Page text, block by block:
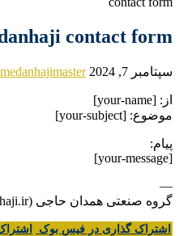
contact form
سپتامبر 7, 2024
از: [your-name]
موضوع: [your-subject]
پیام:
[your-message]
—
گروه صنعتی همدان حاجی (https://www.hamedanhaji.ir)
اشتراک گذاری در فیس بوک